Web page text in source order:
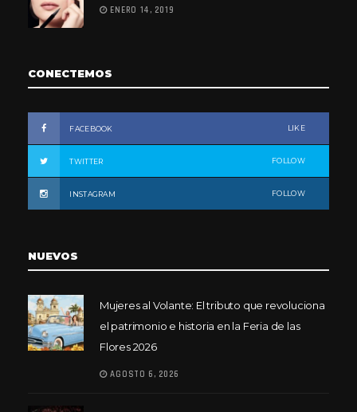
ENERO 14, 2019
CONECTEMOS
FACEBOOK LIKE
TWITTER FOLLOW
INSTAGRAM FOLLOW
NUEVOS
Mujeres al Volante: El tributo que revoluciona
el patrimonio e historia en la Feria de las
Flores 2026
AGOSTO 6, 2026